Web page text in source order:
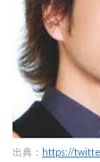
出典： https://